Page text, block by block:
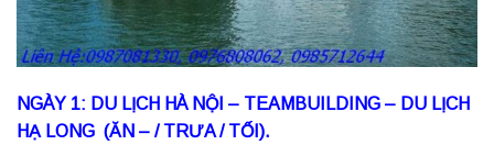
NGÀY 1: DU LỊCH HÀ NỘI – TEAMBUILDING – DU LỊCH
HẠ LONG (ĂN – / TRƯA / TỐI).